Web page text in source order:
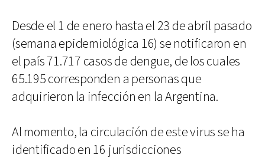
Desde el 1 de enero hasta el 23 de abril pasado
(semana epidemiológica 16) se notificaron en
el país 71.717 casos de dengue, de los cuales
65.195 corresponden a personas que
adquirieron la infección en la Argentina.
Al momento, la circulación de este virus se ha
identificado en 16 jurisdicciones